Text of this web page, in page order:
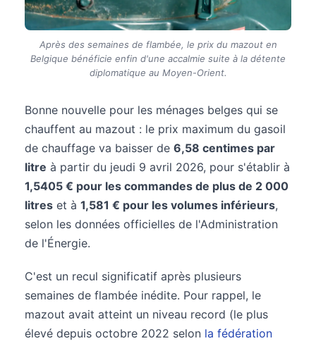
Après des semaines de flambée, le prix du mazout en
Belgique bénéficie enfin d'une accalmie suite à la détente
diplomatique au Moyen-Orient.
Bonne nouvelle pour les ménages belges qui se
chauffent au mazout : le prix maximum du gasoil
de chauffage va baisser de 6,58 centimes par
litre à partir du jeudi 9 avril 2026, pour s'établir à
1,5405 € pour les commandes de plus de 2 000
litres et à 1,581 € pour les volumes inférieurs,
selon les données officielles de l'Administration
de l'Énergie.
C'est un recul significatif après plusieurs
semaines de flambée inédite. Pour rappel, le
mazout avait atteint un niveau record (le plus
élevé depuis octobre 2022 selon la fédération